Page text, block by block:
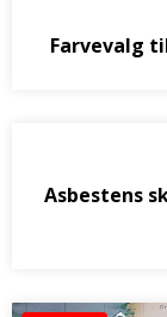
Farvevalg
Asbestens